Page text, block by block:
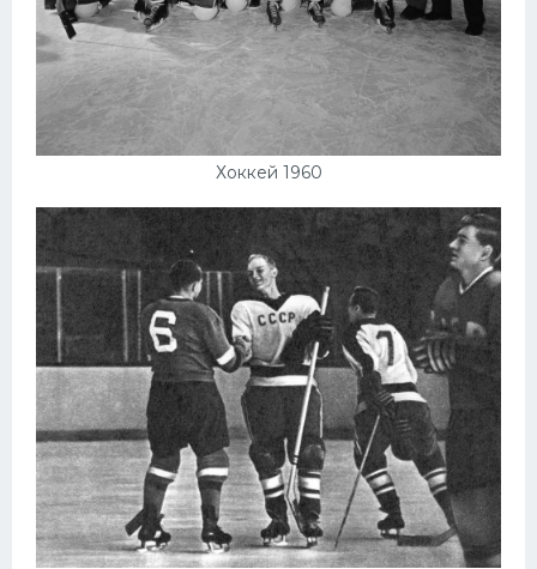
Хоккей 1960